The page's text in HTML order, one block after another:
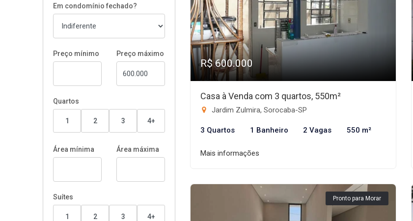
Em condomínio fechado?
Preço mínimo Preço máximo
Quartos
1 2 3 4+
Área mínima Área máxima
Suítes
1 2 3 4+
R$ 600.000
Casa à Venda com 3 quartos, 550m²
Jardim Zulmira, Sorocaba-SP
3 Quartos 1 Banheiro 2 Vagas 550 m²
Mais informações
Pronto para Morar